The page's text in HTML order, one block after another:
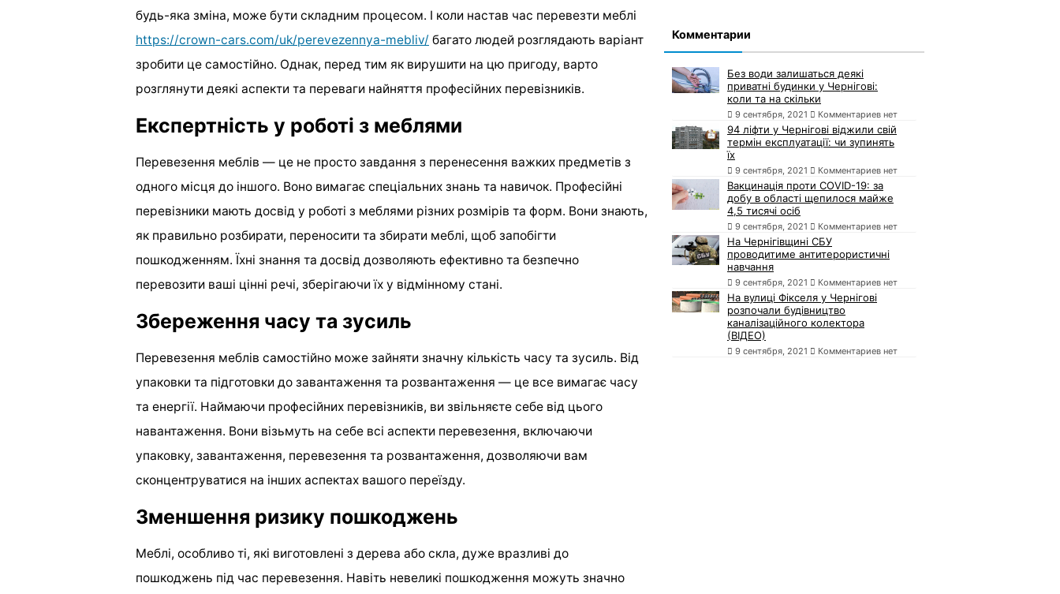
будь-яка зміна, може бути складним процесом. І коли настав час перевезти меблі
https://crown-cars.com/uk/perevezennya-mebliv/ багато людей розглядають варіант
зробити це самостійно. Однак, перед тим як вирушити на цю пригоду, варто
розглянути деякі аспекти та переваги найняття професійних перевізників.
Експертність у роботі з меблями
Перевезення меблів — це не просто завдання з перенесення важких предметів з
одного місця до іншого. Воно вимагає спеціальних знань та навичок. Професійні
перевізники мають досвід у роботі з меблями різних розмірів та форм. Вони знають,
як правильно розбирати, переносити та збирати меблі, щоб запобігти
пошкодженням. Їхні знання та досвід дозволяють ефективно та безпечно
перевозити ваші цінні речі, зберігаючи їх у відмінному стані.
Збереження часу та зусиль
Перевезення меблів самостійно може зайняти значну кількість часу та зусиль. Від
упаковки та підготовки до завантаження та розвантаження — це все вимагає часу
та енергії. Наймаючи професійних перевізників, ви звільняєте себе від цього
навантаження. Вони візьмуть на себе всі аспекти перевезення, включаючи
упаковку, завантаження, перевезення та розвантаження, дозволяючи вам
сконцентруватися на інших аспектах вашого переїзду.
Зменшення ризику пошкоджень
Меблі, особливо ті, які виготовлені з дерева або скла, дуже вразливі до
пошкоджень під час перевезення. Навіть невеликі пошкодження можуть значно
Комментарии
Без води залишаться деякі
приватні будинки у Чернігові:
коли та на скільки
9 сентября, 2021 Комментариев нет
94 ліфти у Чернігові віджили свій
термін експлуатації: чи зупинять
їх
9 сентября, 2021 Комментариев нет
Вакцинація проти COVID-19: за
добу в області щепилося майже
4,5 тисячі осіб
9 сентября, 2021 Комментариев нет
На Чернігівщині СБУ
проводитиме антитерористичні
навчання
9 сентября, 2021 Комментариев нет
На вулиці Фікселя у Чернігові
розпочали будівництво
каналізаційного колектора
(ВІДЕО)
9 сентября, 2021 Комментариев нет